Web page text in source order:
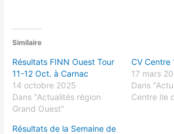
Similaire
Résultats FINN Ouest Tour
11-12 Oct. à Carnac
14 octobre 2025
Dans "Actualités région
Grand Ouest"
CV Centre
17 mars
Dans
Centre Ile
Résultats de la Semaine de